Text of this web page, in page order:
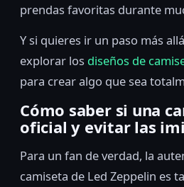
prendas favoritas durante
Y si quieres ir un paso más
explorar los diseños de
para crear algo que sea
Cómo saber si una
oficial y evitar las
Para un fan de verdad, la
camiseta de Led Zeppelin es